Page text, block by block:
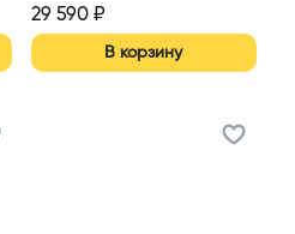
29 590₽
В корзину